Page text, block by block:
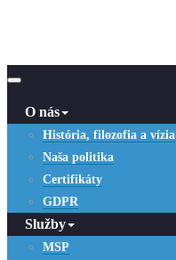
O nás
História, filozofia a vízia
Naša politika
Certifikáty
GDPR
Služby
MSP